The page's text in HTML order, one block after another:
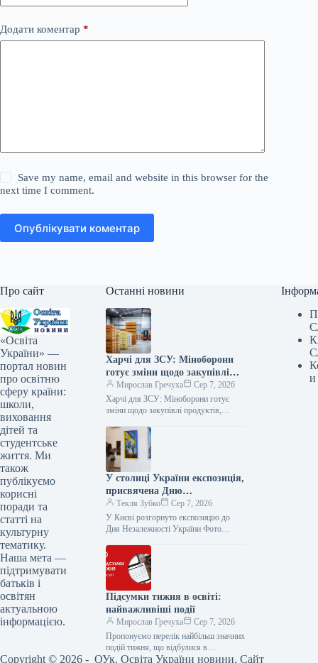
Додати коментар *
Save my name, email and website in this browser for the
next time I comment.
Опублікувати коментар
Про сайт
«Освіта
України» —
портал новин
про освітню
сферу країни:
школи,
виховання
дітей та
студентське
життя. Ми
також
публікуємо
корисні
поради та
статті на
культурну
тематику.
Наша мета —
підтримувати
батьків і
освітян
актуальною
інформацією.
Останні новини
Харчі для ЗСУ: Міноборони
готує зміни щодо закупівлі
продуктів, логістики та
контролю якості
Мирослав Гречуха
Сер 7, 2026
Харчі для ЗСУ: Міноборони готує
зміни щодо закупівлі продуктів,
07.08.2026 19:00 Укрінформ
Міністерство оборони України та…
У столиці України експозиція,
присвячена Дню
Незалежності
Текля Зубко
Сер 7, 2026
У Києві розгорнуто експозицію до
Дня Незалежності України Фото
Головній галереї Києва презентовано
всеукраїнську виставку живопису…
Підсумки тижня в освіті:
найважливіші події
Мирослав Гречуха
Сер 7, 2026
Пропонуємо перелік найбільш значних
подій тижня, що відбулися в
українській освіті Підсумки тижня в
и
Copyright © 2026 - ОУк. Освіта України новини. Сайт